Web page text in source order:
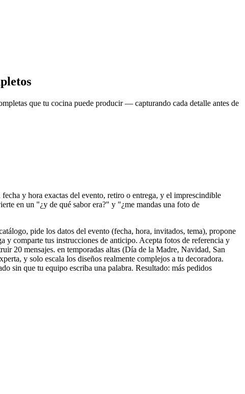
que tu cocina puede producir — capturando cada detalle antes de
y hora exactas del evento, retiro o entrega, y el imprescindible
en un "¿y de qué sabor era?" y "¿me mandas una foto de
pide los datos del evento (fecha, hora, invitados, tema), propone
y comparte tus instrucciones de anticipo. Acepta fotos de referencia y
20 mensajes. en temporadas altas (Día de la Madre, Navidad, San
y solo escala los diseños realmente complejos a tu decoradora.
sin que tu equipo escriba una palabra. Resultado: más pedidos